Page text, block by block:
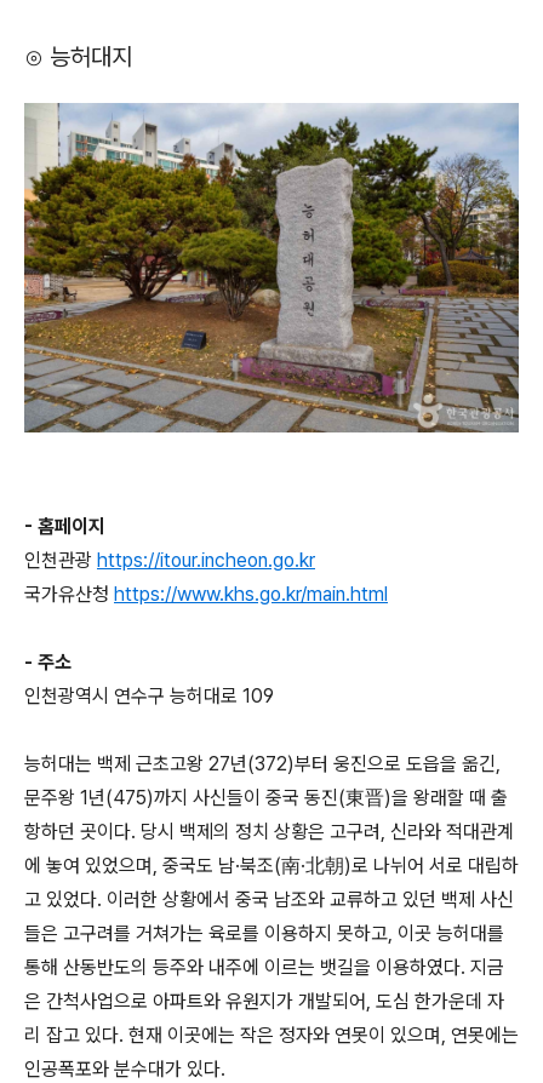
⊙ 능허대지
- 홈페이지
인천관광 https://itour.incheon.go.kr
국가유산청 https://www.khs.go.kr/main.html
- 주소
인천광역시 연수구 능허대로 109
능허대는 백제 근초고왕 27년(372)부터 웅진으로 도읍을 옮긴,
문주왕 1년(475)까지 사신들이 중국 동진(東晋)을 왕래할 때 출
항하던 곳이다. 당시 백제의 정치 상황은 고구려, 신라와 적대관계
에 놓여 있었으며, 중국도 남·북조(南·北朝)로 나뉘어 서로 대립하
고 있었다. 이러한 상황에서 중국 남조와 교류하고 있던 백제 사신
들은 고구려를 거쳐가는 육로를 이용하지 못하고, 이곳 능허대를
통해 산동반도의 등주와 내주에 이르는 뱃길을 이용하였다. 지금
은 간척사업으로 아파트와 유원지가 개발되어, 도심 한가운데 자
리 잡고 있다. 현재 이곳에는 작은 정자와 연못이 있으며, 연못에는
인공폭포와 분수대가 있다.